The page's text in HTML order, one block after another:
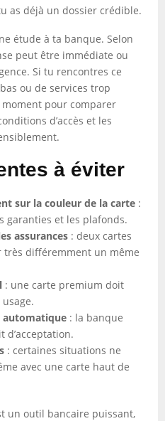
as déjà un dossier crédible.
étude à ta banque. Selon
peut être immédiate ou
Si tu rencontres ce
ou de services trop
moment pour comparer
d’accès et les
à éviter
sur la couleur de la carte :
garanties et les plafonds.
assurances : deux cartes
très différemment un même
: une carte premium doit
automatique : la banque
: certaines situations ne
avec une carte haut de
un outil bancaire puissant,